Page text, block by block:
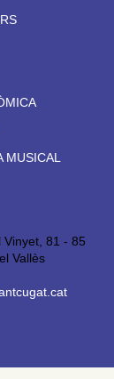
MUSICAL
Vinyet, 81 - 85
Vallès